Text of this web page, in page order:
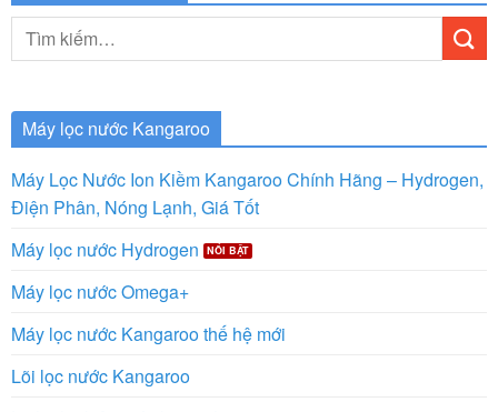
kiếm:
Máy lọc nước Kangaroo
Máy Lọc Nước Ion Kiềm Kangaroo Chính Hãng – Hydrogen,
Điện Phân, Nóng Lạnh, Giá Tốt
Máy lọc nước Hydrogen
Máy lọc nước Omega+
Máy lọc nước Kangaroo thế hệ mới
Lõi lọc nước Kangaroo